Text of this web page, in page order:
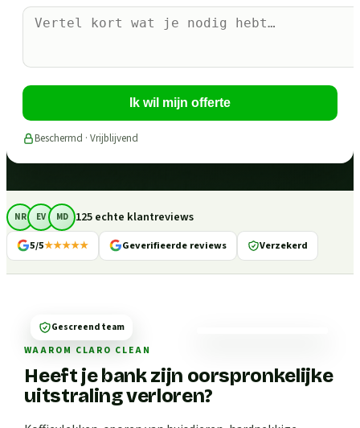
Ik wil mijn offerte
Beschermd · Vrijblijvend
NR EV MD 125 echte klantreviews
5/5★★★★★ Geverifieerde reviews Verzekerd
WAAROM CLARO CLEAN
Heeft je bank zijn oorspronkelijke
uitstraling verloren?
Gescreend team